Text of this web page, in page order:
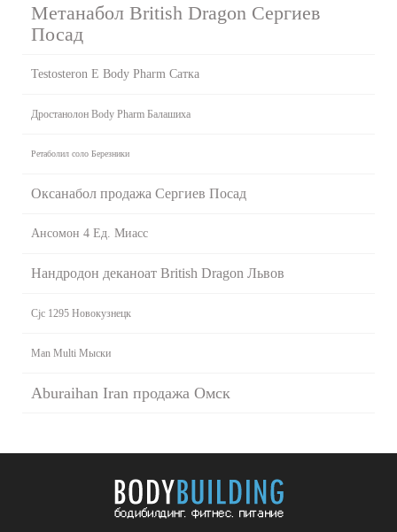
Метанабол British Dragon Сергиев
Посад
Testosteron E Body Pharm Сатка
Дростанолон Body Pharm Балашиха
Ретаболил соло Березники
Оксанабол продажа Сергиев Посад
Ансомон 4 Ед. Миасс
Нандродон деканоат British Dragon Львов
Cjc 1295 Новокузнецк
Man Multi Мыски
Aburaihan Iran продажа Омск